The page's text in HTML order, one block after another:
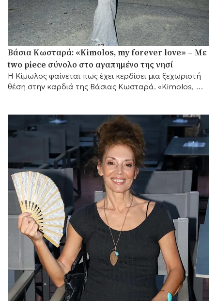
Βάσια Κωσταρά: «Kimolos, my forever love» – Με
two piece σύνολο στο αγαπημένο της νησί
Η Κίμωλος φαίνεται πως έχει κερδίσει μια ξεχωριστή
θέση στην καρδιά της Βάσιας Κωσταρά. «Kimolos, my